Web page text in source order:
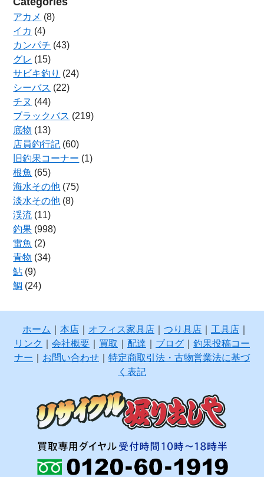
アカメ (8)
イカ (4)
カンパチ (43)
グレ (15)
サビキ釣り (24)
シーバス (22)
チヌ (44)
ブラックバス (219)
底物 (13)
店員釣行記 (60)
旧釣果コーナー (1)
根魚 (65)
海水その他 (75)
淡水その他 (8)
渓流 (11)
釣果 (998)
雷魚 (2)
青物 (34)
鮎 (9)
鯛 (24)
ホーム 本店 オフィス家具店 つり具店 工具店
リンク
会社概要 買取 配達 ブログ
釣果投稿コー
ナー
お問い合わせ
特定商取引法・古物営業法に基づ
く表記